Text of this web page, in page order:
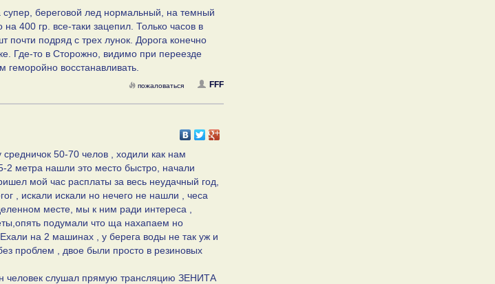
супер, береговой лед нормальный, на темный
400 гр. все-таки зацепил. Только часов в
почти подряд с трех лунок. Дорога конечно
Где-то в Сторожно, видимо при переезде
восстанавливать.
FFF
пожаловаться
50-70 челов , ходили как нам
2 метра нашли это место быстро, начали
мой час расплаты за весь неудачный год,
, искали искали но нечего не нашли , чеса
месте, мы к ним ради интереса ,
подумали что ща нахапаем но
на 2 машинах , у берега воды не так уж и
проблем , двое были просто в резиновых
человек слушал прямую трансляцию ЗЕНИТА